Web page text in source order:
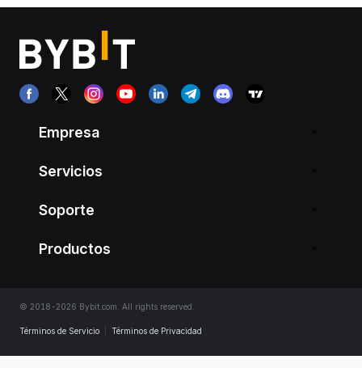
Empresa
Servicios
Soporte
Productos
© 2018-2026 Bybit.com. All rights reserved.
Términos de Servicio Términos de Privacidad